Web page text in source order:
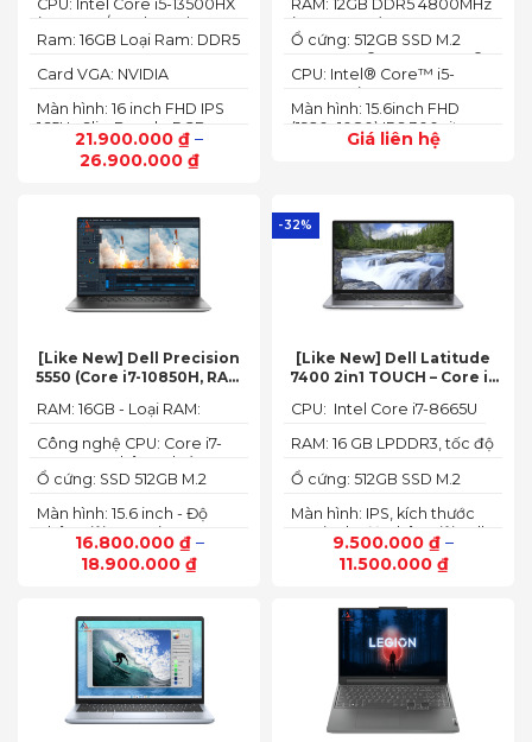
16GB, 512GB, RTX 4050 6GB,
21.900.000 ₫ –
26.900.000 ₫
Màn hình: 16 inch FHD IPS
165Hz SlimBezel, sRGB
100%, Acer ComfyView,
500 nits
Card VGA: NVIDIA
(140W)
Ram: 16GB Loại Ram: DDR5
CPU: Intel Core i5-13500HX
(14 Cores/ 20 Threads, up
to 4.70 GHz, 24MB)
3050 6GB, 15.6″ FHD 144Hz)
Giá liên hệ
Màn hình: 15.6inch FHD
(1920x1080) IPS 300nits
Anti-glare, 100%sRGB,
CPU: Intel® Core™ i5-
12450HX (2.00GHz up to
4.40GHz, 12MB Cache)
Ổ cứng: 512GB SSD M.2
2242 PCIe® 4.0x4 NVMe®
RAM: 12GB DDR5 4800MHz
(up to 32GB)
[Like New] Dell Precision
5550 (Core i7-10850H, RAM
Quadro T1000 4G, Màn
15.6” FHD+)
16.800.000 ₫–
18.900.000 ₫
Màn hình: 15.6 inch - Độ
phân giải: FHD+ (1920 x
1200 px)
Ổ cứng: SSD 512GB M.2
Công nghệ CPU: Core i7-
10750H, 6 nhân, 12 luồng
RAM: 16GB - Loại RAM:
-32%
[Like New] Dell Latitude
7400 2in1 TOUCH – Core i7
màn hình 14 inch FHD Cảm
9.500.000 ₫ –
11.500.000 ₫
Màn hình: IPS, kích thước
14.0 inch, độ phân giải Full
HD (1920 x 1080)
Ổ cứng: 512GB SSD M.2
RAM: 16 GB LPDDR3, tốc độ
CPU: Intel Core i7-8665U